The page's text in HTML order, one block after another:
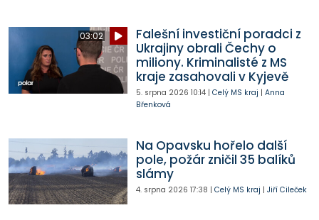
03:02
Falešní investiční poradci z
Ukrajiny obrali Čechy o
miliony. Kriminalisté z MS
kraje zasahovali v Kyjevě
5. srpna 2026 10:14| Celý MS kraj | Anna
Břenková
Na Opavsku hořelo další
pole, požár zničil 35 balíků
slámy
4. srpna 2026 17:38 | Celý MS kraj | Jiří Cileček